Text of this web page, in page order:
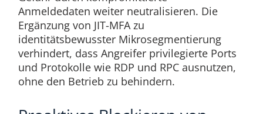
Anmeldedaten weiter neutralisieren. Die
Ergänzung von JIT-MFA zu
identitätsbewusster Mikrosegmentierung
verhindert, dass Angreifer privilegierte Ports
und Protokolle wie RDP und RPC ausnutzen,
ohne den Betrieb zu behindern.